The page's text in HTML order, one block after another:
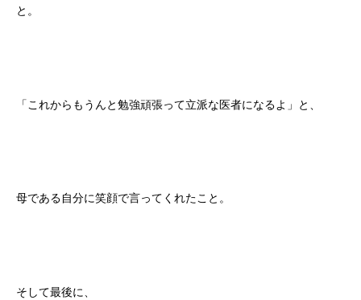
と。
「これからもうんと勉強頑張って立派な医者になるよ」と、
母である自分に笑顔で言ってくれたこと。
そして最後に、